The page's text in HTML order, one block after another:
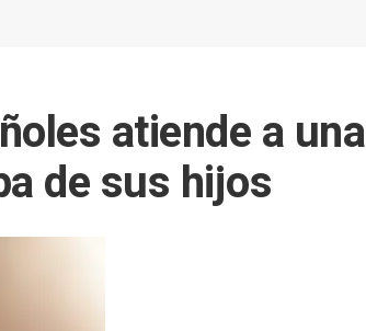
atiende a una
de sus hijos